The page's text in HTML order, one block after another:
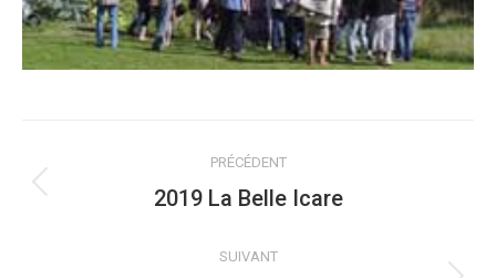
ALBUM
PRÉCÉDENT
Album
:
2019 La Belle Icare
SUIVANT